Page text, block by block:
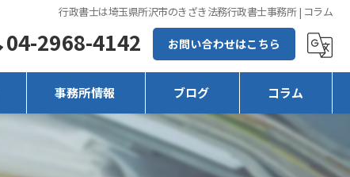
行政書士は埼玉県所沢市のきざき法務行政書士事務所 | コラム
04-2968-4142 お問い合わせはこちら
事務所情報 ブログ コラム